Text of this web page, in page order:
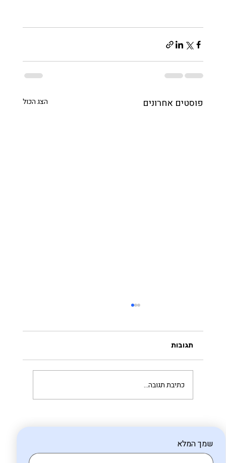
שמך המלא
פוסטים אחרונים הצג הכול
תגובות
כתיבת תגובה...